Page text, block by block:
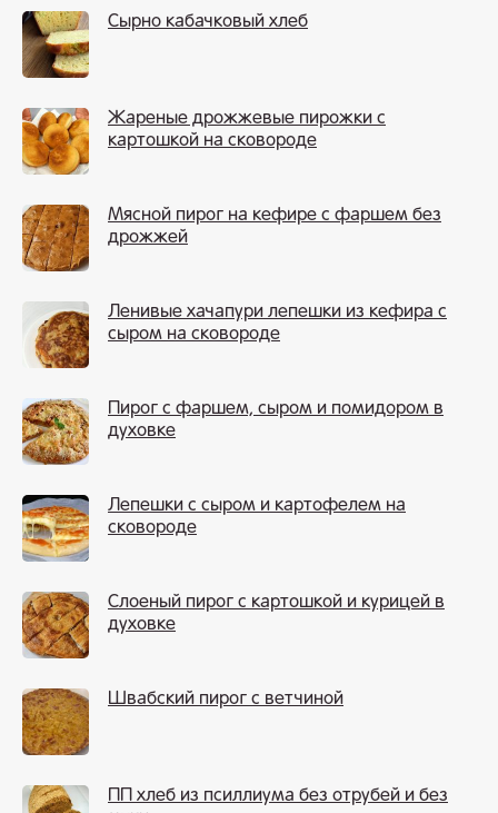
Сырно кабачковый хлеб
Жареные дрожжевые пирожки с
картошкой на сковороде
Мясной пирог на кефире с фаршем без
дрожжей
Ленивые хачапури лепешки из кефира с
сыром на сковороде
Пирог с фаршем, сыром и помидором в
духовке
Лепешки с сыром и картофелем на
сковороде
Слоеный пирог с картошкой и курицей в
духовке
Швабский пирог с ветчиной
ПП хлеб из псиллиума без отрубей и без